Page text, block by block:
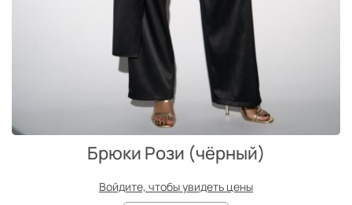
Брюки Рози (чёрный)
Войдите, чтобы увидеть цены